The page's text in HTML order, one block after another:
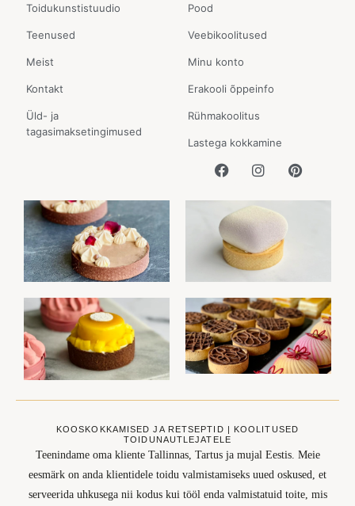
Toidukunstistuudio
Teenused
Meist
Kontakt
Üld- ja
tagasimaksetingimused
Pood
Veebikoolitused
Minu konto
Erakooli õppeinfo
Rühmakoolitus
Lastega kokkamine
KOOSKOKKAMISED JA RETSEPTID | KOOLITUSED
TOIDUNAUTLEJATELE
Teenindame oma kliente Tallinnas, Tartus ja mujal Eestis. Meie
eesmärk on anda klientidele toidu valmistamiseks uued oskused, et
serveerida uhkusega nii kodus kui tööl enda valmistatuid toite, mis